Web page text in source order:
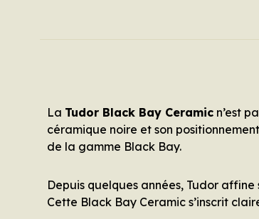
La Tudor Black Bay Ceramic n’est
céramique noire et son
de la gamme Black Bay.
Depuis quelques années, Tudor
Cette Black Bay Ceramic s’inscrit